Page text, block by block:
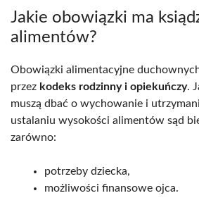
Jakie obowiązki ma
alimentów?
Obowiązki alimentacyjne
przez kodeks rodzinny i opiekuńczy.
muszą dbać o wychowanie i
ustalaniu wysokości alimentów sąd
zarówno:
potrzeby dziecka,
możliwości finansowe ojca.